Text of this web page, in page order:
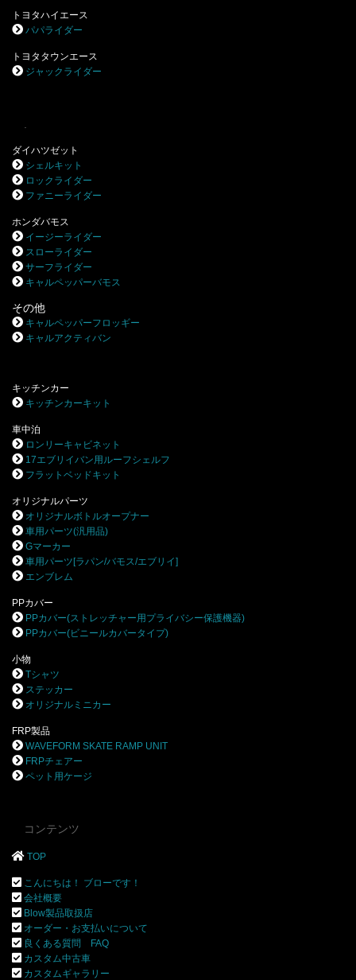
トヨタハイエース
パパライダー
トヨタタウンエース
ジャックライダー
ダイハツゼット
シェルキット
ロックライダー
ファニーライダー
ホンダバモス
イージーライダー
スローライダー
サーフライダー
キャルペッパーバモス
その他
キャルペッパーフロッギー
キャルアクティバン
キッチンカー
キッチンカーキット
車中泊
ロンリーキャビネット
17エブリイバン用ルーフシェルフ
フラットベッドキット
オリジナルパーツ
オリジナルボトルオープナー
車用パーツ(汎用品)
Gマーカー
車用パーツ[ラパン/バモス/エブリイ]
エンブレム
PPカバー
PPカバー(ストレッチャー用プライバシー保護機器)
PPカバー(ビニールカバータイプ)
小物
Tシャツ
ステッカー
オリジナルミニカー
FRP製品
WAVEFORM SKATE RAMP UNIT
FRPチェアー
ペット用ケージ
コンテンツ
TOP
こんにちは！ ブローです！
会社概要
Blow製品取扱店
オーダー・お支払いについて
良くある質問 FAQ
カスタム中古車
カスタムギャラリー